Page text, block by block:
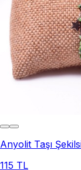
Anyolit Taşı
115 TL